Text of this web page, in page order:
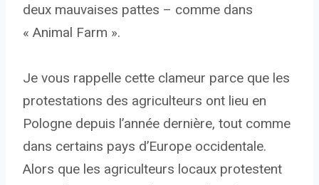
deux mauvaises pattes – comme dans
« Animal Farm ».
Je vous rappelle cette clameur parce que les
protestations des agriculteurs ont lieu en
Pologne depuis l’année dernière, tout comme
dans certains pays d’Europe occidentale.
Alors que les agriculteurs locaux protestent